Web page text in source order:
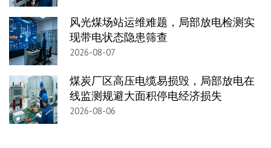
风光煤场站运维难题，局部放电检测实
现带电状态隐患筛查
2026-08-07
煤炭厂区高压电缆易损毁，局部放电在
线监测规避大面积停电经济损失
2026-08-06